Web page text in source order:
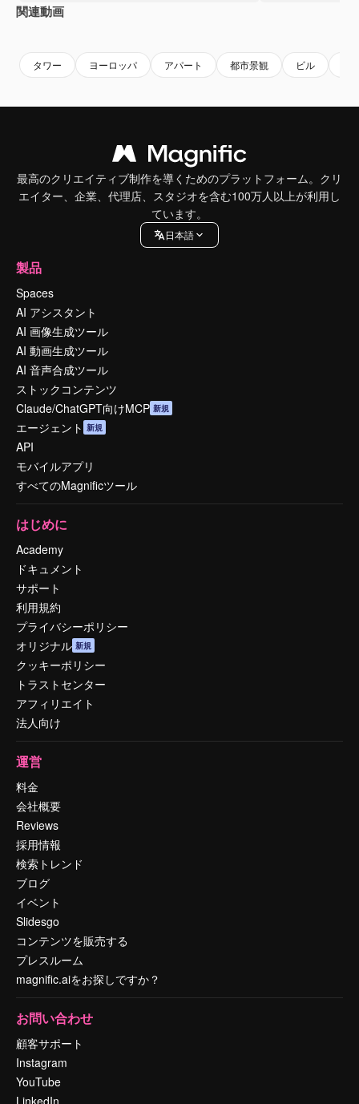
関連動画
タワー ヨーロッパ アパート 都市景観 ビル
最高のクリエイティブ制作を導くためのプラットフォーム。クリ
エイター、企業、代理店、スタジオを含む100万人以上が利用し
ています。
日本語
製品
Spaces
AI アシスタント
AI 画像生成ツール
AI 動画生成ツール
AI 音声合成ツール
ストックコンテンツ
Claude/ChatGPT向けMCP 新規
エージェント 新規
API
モバイルアプリ
すべてのMagnificツール
はじめに
Academy
ドキュメント
サポート
利用規約
プライバシーポリシー
オリジナル 新規
クッキーポリシー
トラストセンター
アフィリエイト
法人向け
運営
料金
会社概要
Reviews
採用情報
検索トレンド
ブログ
イベント
Slidesgo
コンテンツを販売する
プレスルーム
magnific.aiをお探しですか？
お問い合わせ
顧客サポート
Instagram
YouTube
LinkedIn